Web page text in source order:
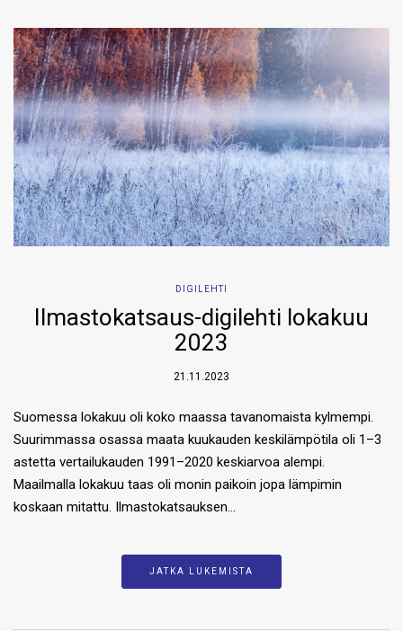
DIGILEHTI
Ilmastokatsaus-digilehti lokakuu
2023
21.11.2023
Suomessa lokakuu oli koko maassa tavanomaista kylmempi.
Suurimmassa osassa maata kuukauden keskilämpötila oli 1–3
astetta vertailukauden 1991–2020 keskiarvoa alempi.
Maailmalla lokakuu taas oli monin paikoin jopa lämpimin
koskaan mitattu. Ilmastokatsauksen…
JATKA LUKEMISTA